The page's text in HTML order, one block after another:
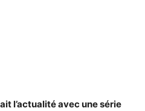
l’actualité avec une série